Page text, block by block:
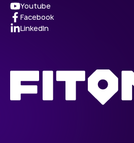
Youtube
Facebook
LinkedIn